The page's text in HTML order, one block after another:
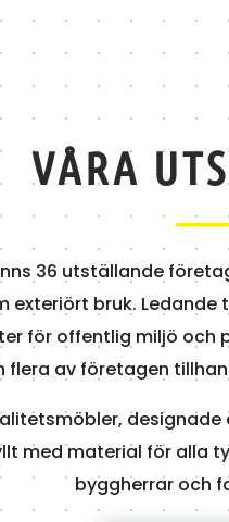
VÅRA
36 utställande
exteriört bruk.
för offentlig miljö och
flera av företagen
med material för alla
byggherrar och